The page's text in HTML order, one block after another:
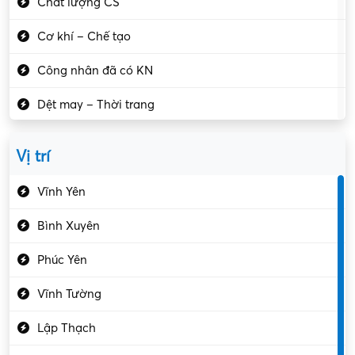
Cơ khí – Chế tạo
Công nhân đã có KN
Dệt may – Thời trang
Vị trí
Vĩnh Yên
Bình Xuyên
Phúc Yên
Vĩnh Tường
Lập Thạch